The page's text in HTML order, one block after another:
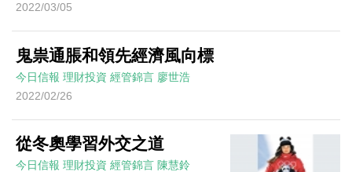
2022/03/05
鬼祟通脹和領先經濟風向標
今日信報 理財投資 經管錦言 廖世浩
2022/02/26
從冬奧學習外交之道
今日信報 理財投資 經管錦言 陳慧鈴